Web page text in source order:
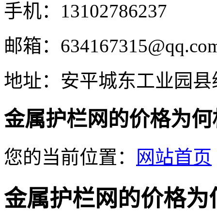
手机：13102786237
邮箱：
地址：安平城东工业园县
金属护栏网的价格为
您的当前位置： 网站首页
金属护栏网的价格为